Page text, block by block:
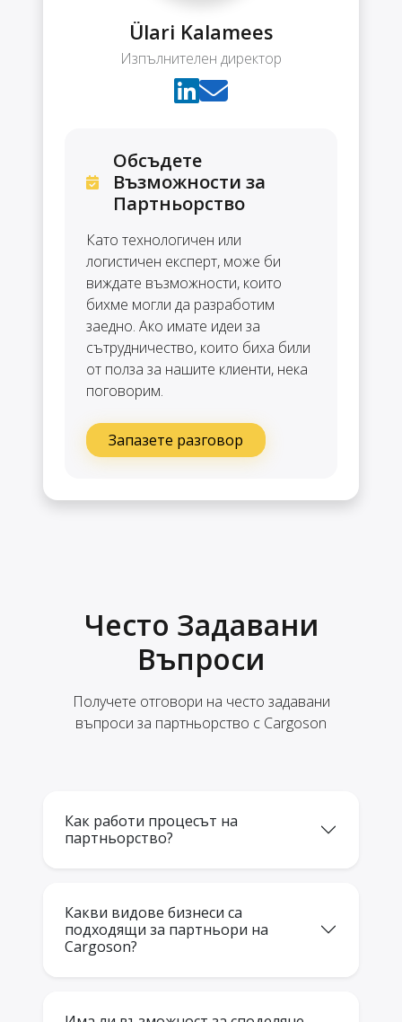
Ülari Kalamees
Изпълнителен директор
Обсъдете
Възможности за
Партньорство
Като технологичен или
логистичен експерт, може би
виждате възможности, които
бихме могли да разработим
заедно. Ако имате идеи за
сътрудничество, които биха били
от полза за нашите клиенти, нека
поговорим.
Запазете разговор
Често Задавани
Въпроси
Получете отговори на често задавани
въпроси за партньорство с Cargoson
Как работи процесът на
партньорство?
Какви видове бизнеси са
подходящи за партньори на
Cargoson?